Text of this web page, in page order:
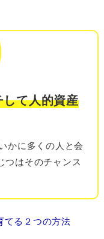
て人的資産
かに多くの人と会
つはそのチャンス
てる２つの方法